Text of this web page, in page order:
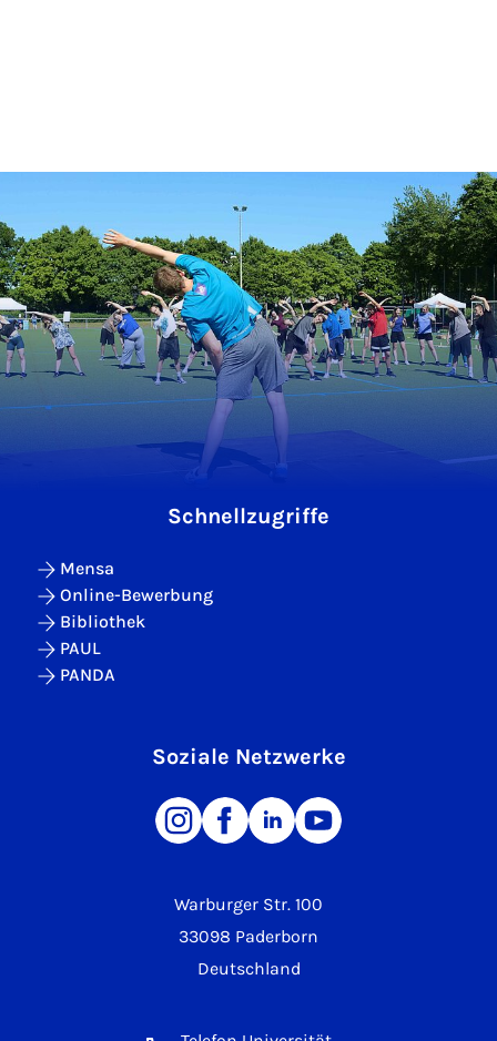
Warburger Str. 100
33098 Paderborn
Deutschland
Schnellzugriffe
Mensa
Online-Bewerbung
Bibliothek
PAUL
PANDA
Soziale Netzwerke